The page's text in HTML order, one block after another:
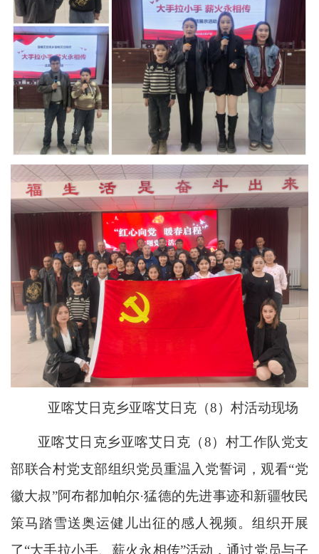
亚喀艾日克乡亚喀艾日克（8）村活动现场
亚喀艾日克乡亚喀艾日克（8）村工作队党支
部联合村党支部组织党员重温入党誓词，观看“党
徽大叔”阿布都加帕尔·猛德的先进事迹和新疆牧民
策马踏雪送奥运健儿出征的感人视频。组织开展
了“大手拉小手、薪火永相传”活动，通过党员与子